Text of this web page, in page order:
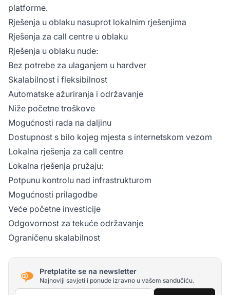
platforme.
Rješenja u oblaku nasuprot lokalnim rješenjima
Rješenja za call centre u oblaku
Rješenja u oblaku nude:
Bez potrebe za ulaganjem u hardver
Skalabilnost i fleksibilnost
Automatske ažuriranja i održavanje
Niže početne troškove
Mogućnosti rada na daljinu
Dostupnost s bilo kojeg mjesta s internetskom vezom
Lokalna rješenja za call centre
Lokalna rješenja pružaju:
Potpunu kontrolu nad infrastrukturom
Mogućnosti prilagodbe
Veće početne investicije
Odgovornost za tekuće održavanje
Ograničenu skalabilnost
Pretplatite se na newsletter
Najnoviji savjeti i ponude izravno u vašem sandučiću.